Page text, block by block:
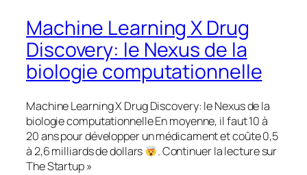
Machine Learning X Drug
Discovery: le Nexus de la
biologie computationnelle
Machine Learning X Drug Discovery: le Nexus de la
biologie computationnelle En moyenne, il faut 10 à
20 ans pour développer un médicament et coûte 0,5
à 2,6 milliards de dollars
. Continuer la lecture sur
The Startup »